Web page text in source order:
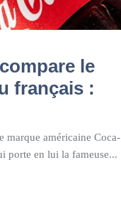
le
français :
marque américaine Coca-
porte en lui la fameuse...